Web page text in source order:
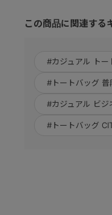
この商品に関連する
#カジュアル トー
#トートバッグ 普
#カジュアル ビジ
#トートバッグ